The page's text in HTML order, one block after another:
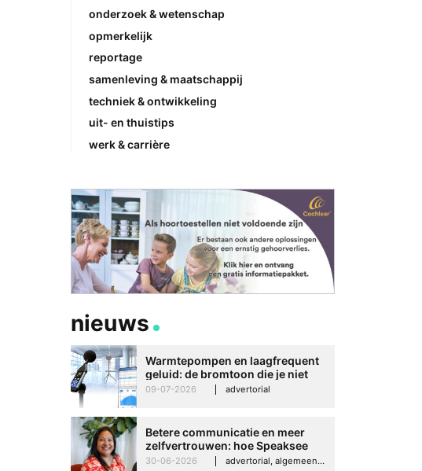
onderzoek & wetenschap
opmerkelijk
reportage
samenleving & maatschappij
techniek & ontwikkeling
uit- en thuistips
werk & carrière
nieuws
Warmtepompen en laagfrequent
geluid: de bromtoon die je niet
kunt negeren
09-07-2026 advertorial
Betere communicatie en meer
zelfvertrouwen: hoe Speaksee
Imelda helpt om te groeien in
30-06-2026 advertorial, algemeen, hooroplossingen, interview